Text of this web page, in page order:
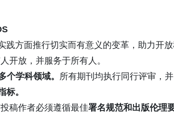
践方面推行切实而有意义的变革，助力开
开放，并服务于所有人。
个学科领域。 所有期刊均执行同行评审，并
标。
稿作者必须遵循最佳署名规范和 出版伦理